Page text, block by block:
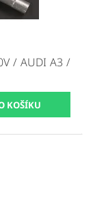
/ AUDI A3 /